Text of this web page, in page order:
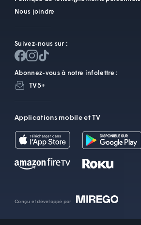
Nous joindre
Suivez-nous sur :
Abonnez-vous à notre infolettre :
TV5+
Applications mobile et TV
Conçu et développé par